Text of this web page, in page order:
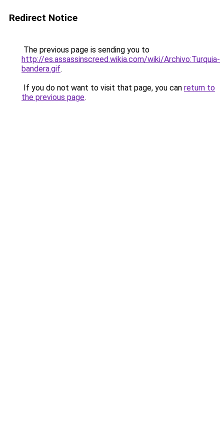
Redirect Notice
The previous page is sending you to
http://es.assassinscreed.wikia.com/wiki/Archivo:Turquia-
bandera.gif.
If you do not want to visit that page, you can return to
the previous page.